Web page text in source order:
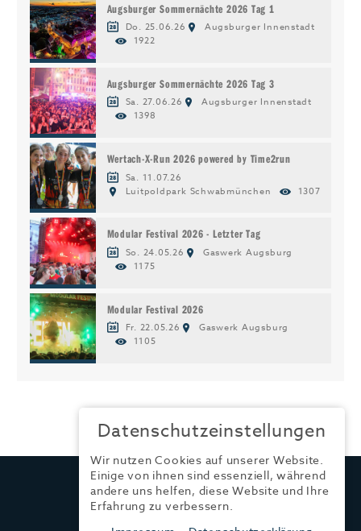
Augsburger Sommernächte 2026 Tag 1
Do. 25.06.26
Augsburger Innenstadt
1922
Augsburger Sommernächte 2026 Tag 3
Sa. 27.06.26
Augsburger Innenstadt
1398
Wertach-X-Run 2026 powered by Time2run
Sa. 11.07.26
Luitpoldpark Schwabmünchen
1307
Modular Festival 2026 - Letzter Tag
So. 24.05.26
Gaswerk Augsburg
1175
Modular Festival 2026
Fr. 22.05.26
Gaswerk Augsburg
1105
TRENDYONE
Ad can do GmbH & Co. KG
Kurzes Geländ 8 a | 86156 Augsburg
Datenschutzeinstellungen
Wir nutzen Cookies auf unserer Website.
Einige von ihnen sind essenziell, während
andere uns helfen, diese Website und Ihre
Erfahrung zu verbessern.